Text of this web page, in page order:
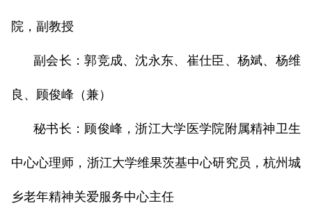
院，副教授
副会长：郭竞成、沈永东、崔仕臣、杨斌、杨维
良、顾俊峰（兼）
秘书长：顾俊峰，浙江大学医学院附属精神卫生
中心心理师，浙江大学维果茨基中心研究员，杭州城
乡老年精神关爱服务中心主任